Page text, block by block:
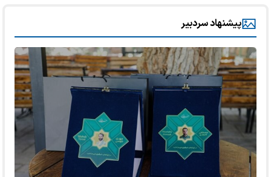
پیشنهاد سردبیر